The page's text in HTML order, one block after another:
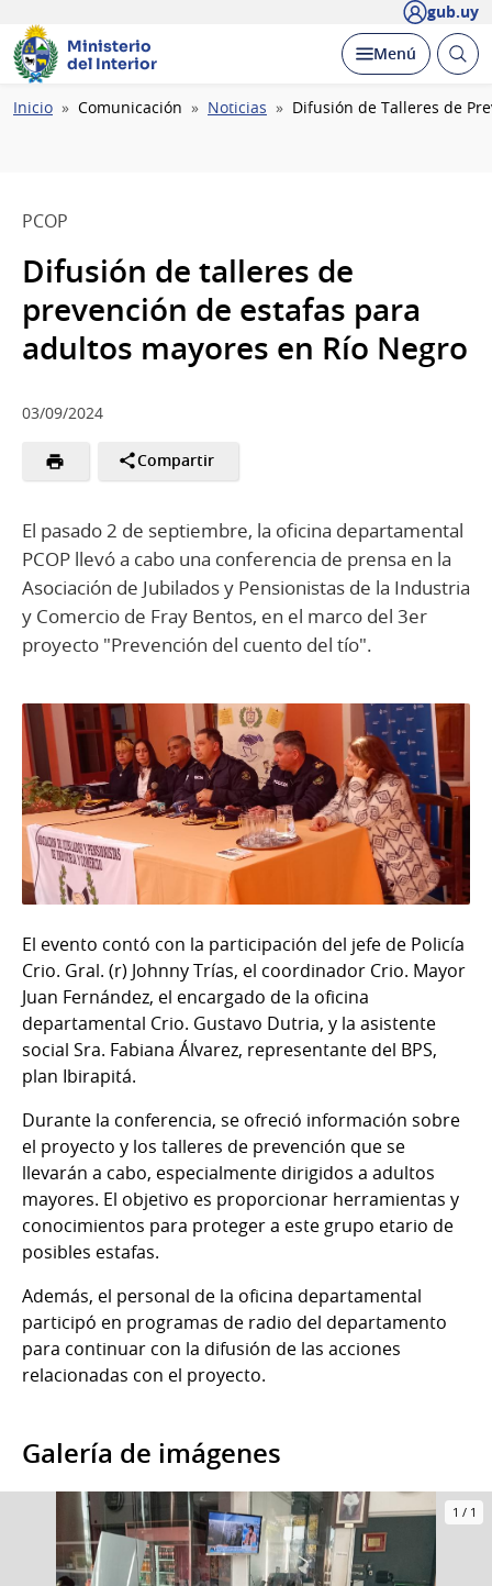
gub.uy
Ministerio
del Interior
Desplegar
Menú Abrir
Ruta
Inicio Comunicación Noticias Difusión de Talleres de
PCOP
Difusión de talleres de
prevención de estafas para
adultos mayores en Río Negro
03/09/2024
Compartir
El pasado 2 de septiembre, la oficina departamental
PCOP llevó a cabo una conferencia de prensa en la
Asociación de Jubilados y Pensionistas de la Industria
y Comercio de Fray Bentos, en el marco del 3er
proyecto "Prevención del cuento del tío".
El evento contó con la participación del jefe de Policía
Crio. Gral. (r) Johnny Trías, el coordinador Crio. Mayor
Juan Fernández, el encargado de la oficina
departamental Crio. Gustavo Dutria, y la asistente
social Sra. Fabiana Álvarez, representante del BPS,
plan Ibirapitá.
Durante la conferencia, se ofreció información sobre
el proyecto y los talleres de prevención que se
llevarán a cabo, especialmente dirigidos a adultos
mayores. El objetivo es proporcionar herramientas y
conocimientos para proteger a este grupo etario de
posibles estafas.
Además, el personal de la oficina departamental
participó en programas de radio del departamento
para continuar con la difusión de las acciones
relacionadas con el proyecto.
Galería de imágenes
1 / 1